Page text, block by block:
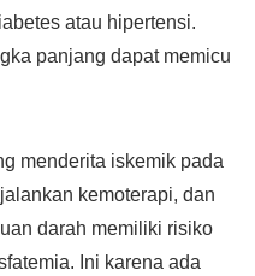
atau hipertensi.
panjang dapat memicu
menderita iskemik pada
kemoterapi, dan
darah memiliki risiko
Ini karena ada